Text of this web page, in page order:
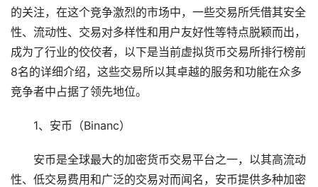
的关注，在这个竞争激烈的市场中，一些交易所凭借其安全
性、流动性、交易对多样性和用户友好性等特点脱颖而出，
成为了行业的佼佼者，以下是当前虚拟货币交易所排行榜前
8名的详细介绍，这些交易所以其卓越的服务和功能在众多
竞争者中占据了领先地位。
1、安币（Binanc）
安币是全球最大的加密货币交易平台之一，以其高流动
性、低交易费用和广泛的交易对而闻名，安币提供多种加密